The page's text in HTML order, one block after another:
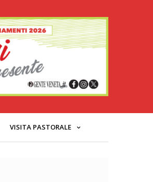
VISITA PASTORALE